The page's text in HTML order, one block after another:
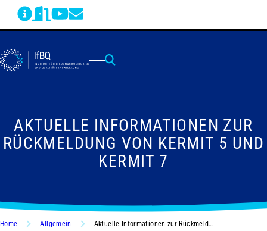
AKTUELLE INFORMATIONEN ZUR
RÜCKMELDUNG VON KERMIT 5 UND
KERMIT 7
Home Allgemein Aktuelle Informationen zur Rückmeldung von KERMIT 5 und KERMIT 7